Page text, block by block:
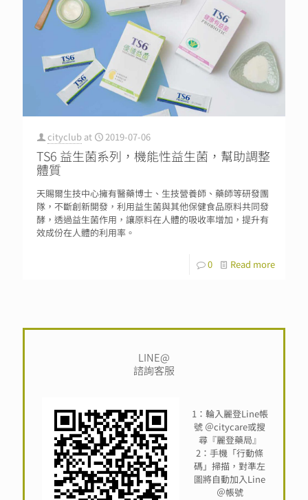
cityclub at 2019-07-06
TS6 益生菌系列，機能性益生菌，幫助調整
體質
天賜爾生技中心擁有醫藥博士、生技營養師、藥師等研發團
隊，不斷創新開發，利用益生菌與其他保健食品原料共同發
酵，透過益生菌作用，讓原料在人體的吸收率增加，提升有
效成份在人體的利用率。
0 Read more
LINE@
諮詢客服
1：輪入麗登Line帳
號 ＠citycare或搜
尋『麗登藥局』
2：手機「行動條
碼」掃描，對準左
圖將自動加入Line
＠帳號